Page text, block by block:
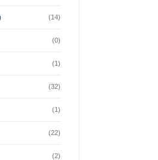
(14)
(0)
(1)
(32)
(1)
(22)
(2)